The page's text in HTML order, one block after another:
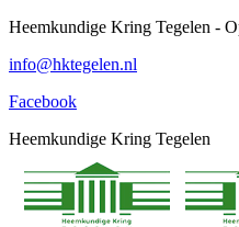
Spring
content
Heemkundige Kring Tegelen -
info@hktegelen.nl
Facebook
Heemkundige Kring Tegelen